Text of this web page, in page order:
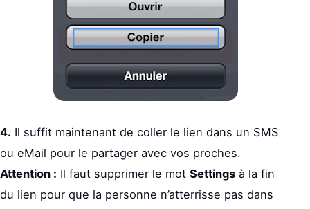
4. Il suffit maintenant de coller le lien dans un SMS
ou eMail pour le partager avec vos proches.
Attention : Il faut supprimer le mot Settings à la fin
du lien pour que la personne n’atterrisse pas dans